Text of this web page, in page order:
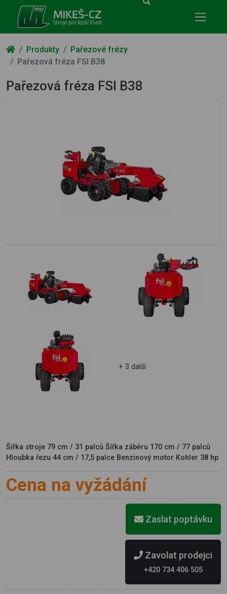
Produkty
Pařezové frézy
Pařezová fréza FSI B38
Pařezová fréza FSI B38
+ 3 další
Šířka stroje 79 cm / 31 palců Šířka záběru 170 cm / 77 palců
Hloubka řezu 44 cm / 17,5 palce Benzinový motor Kohler 38 hp
Cena na vyžádání
Zaslat poptávku
Zavolat prodejci
+420 734 406 505